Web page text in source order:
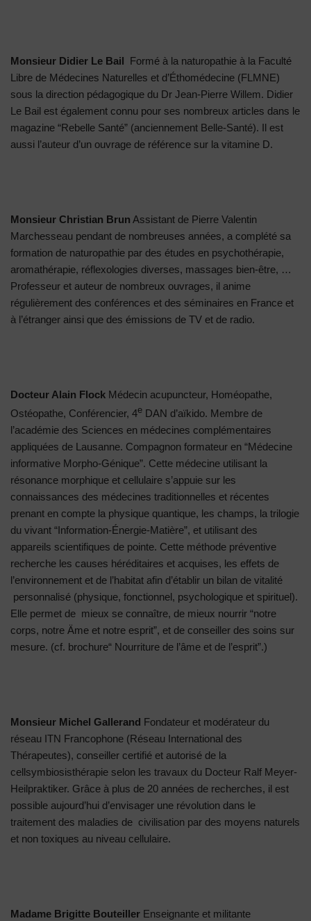
Monsieur Didier Le Bail Formé à la naturopathie à la Faculté
Libre de Médecines Naturelles et d’Éthomédecine (FLMNE)
sous la direction pédagogique du Dr Jean-Pierre Willem. Didier
Le Bail est également connu pour ses nombreux articles dans le
magazine “Rebelle Santé” (anciennement Belle-Santé). Il est
aussi l’auteur d’un ouvrage de référence sur la vitamine D.
Monsieur Christian Brun Assistant de Pierre Valentin
Marchesseau pendant de nombreuses années, a complété sa
formation de naturopathie par des études en psychothérapie,
aromathérapie, réflexologies diverses, massages bien-être, …
Professeur et auteur de nombreux ouvrages, il anime
régulièrement des conférences et des séminaires en France et
à l’étranger ainsi que des émissions de TV et de radio.
Docteur Alain Flock Médecin acupuncteur, Homéopathe,
Ostéopathe, Conférencier, 4e DAN d’aïkido. Membre de
l’académie des Sciences en médecines complémentaires
appliquées de Lausanne. Compagnon formateur en “Médecine
informative Morpho-Génique”. Cette médecine utilisant la
résonance morphique et cellulaire s’appuie sur les
connaissances des médecines traditionnelles et récentes
prenant en compte la physique quantique, les champs, la trilogie
du vivant “Information-Énergie-Matière”, et utilisant des
appareils scientifiques de pointe. Cette méthode préventive
recherche les causes héréditaires et acquises, les effets de
l’environnement et de l’habitat afin d’établir un bilan de vitalité
personnalisé (physique, fonctionnel, psychologique et spirituel).
Elle permet de mieux se connaître, de mieux nourrir “notre
corps, notre Äme et notre esprit”, et de conseiller des soins sur
mesure. (cf. brochure“ Nourriture de l’âme et de l’esprit”.)
Monsieur Michel Gallerand Fondateur et modérateur du
réseau ITN Francophone (Réseau International des
Thérapeutes), conseiller certifié et autorisé de la
cellsymbiosisthérapie selon les travaux du Docteur Ralf Meyer-
Heilpraktiker. Grâce à plus de 20 années de recherches, il est
possible aujourd’hui d’envisager une révolution dans le
traitement des maladies de civilisation par des moyens naturels
et non toxiques au niveau cellulaire.
Madame Brigitte Bouteiller Enseignante et militante